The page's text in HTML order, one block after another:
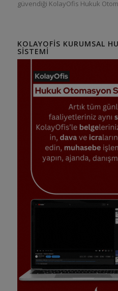
güvendiği KolayOfis Hukuk
KOLAYOFIS KURUMSAL
SISTEMI